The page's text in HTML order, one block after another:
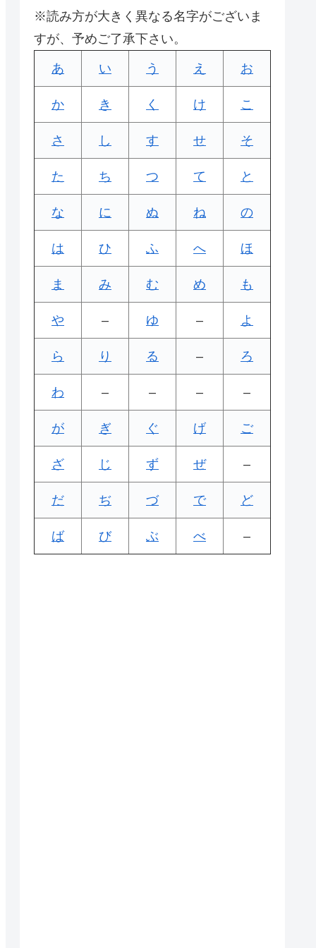
※読み方が大きく異なる名字がございま
すが、予めご了承下さい。
あ い う え お
か き く け こ
さ し す せ そ
た ち つ て と
な に ぬ ね の
は ひ ふ へ ほ
ま み む め も
や – ゆ – よ
ら り る – ろ
わ – – – –
が ぎ ぐ げ ご
ざ じ ず ぜ –
だ ぢ づ で ど
ば び ぶ べ –